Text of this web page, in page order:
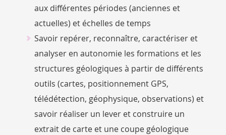
aux différentes périodes (anciennes et
actuelles) et échelles de temps
Savoir repérer, reconnaître, caractériser et
analyser en autonomie les formations et les
structures géologiques à partir de différents
outils (cartes, positionnement GPS,
télédétection, géophysique, observations) et
savoir réaliser un lever et construire un
extrait de carte et une coupe géologique